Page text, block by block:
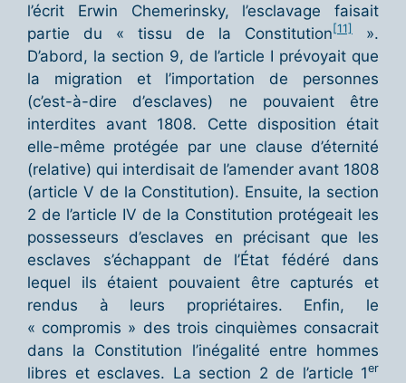
l’écrit Erwin Chemerinsky, l’esclavage faisait
partie du « tissu de la Constitution[11]
».
D’abord, la section 9, de l’article I prévoyait que
la migration et l’importation de personnes
(c’est-à-dire d’esclaves) ne pouvaient être
interdites avant 1808. Cette disposition était
elle-même protégée par une clause d’éternité
(relative) qui interdisait de l’amender avant 1808
(article V de la Constitution). Ensuite, la section
2 de l’article IV de la Constitution protégeait les
possesseurs d’esclaves en précisant que les
esclaves s’échappant de l’État fédéré dans
lequel ils étaient pouvaient être capturés et
rendus à leurs propriétaires. Enfin, le
« compromis » des trois cinquièmes consacrait
dans la Constitution l’inégalité entre hommes
libres et esclaves. La section 2 de l’article 1er